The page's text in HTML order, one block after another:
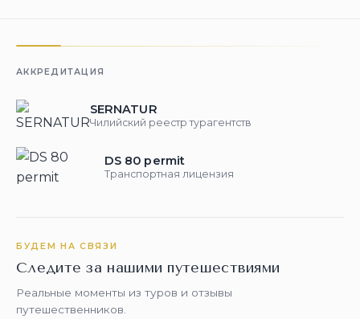
АККРЕДИТАЦИЯ
SERNATUR
Чилийский реестр турагентств
DS 80 permit
Транспортная лицензия
БУДЕМ НА СВЯЗИ
Следите за нашими путешествиями
Реальные моменты из туров и отзывы
путешественников.